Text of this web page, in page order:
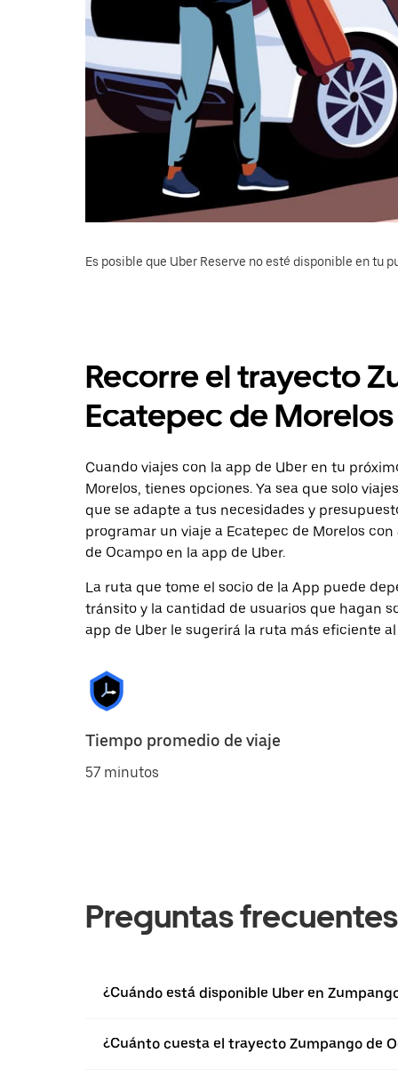
Es posible que Uber Reserve no esté disponible en tu
Recorre el trayecto
Ecatepec de Morelos
Cuando viajes con la app de Uber en tu
Morelos, tienes opciones. Ya sea que solo
que se adapte a tus necesidades y
programar un viaje a Ecatepec de Morelos
de Ocampo en la app de Uber.
La ruta que tome el socio de la App puede
tránsito y la cantidad de usuarios que hagan
app de Uber le sugerirá la ruta más eficiente
Tiempo promedio de viaje
57 minutos
Preguntas frecuentes
¿Cuándo está disponible Uber en
¿Cuánto cuesta el trayecto Zumpango de